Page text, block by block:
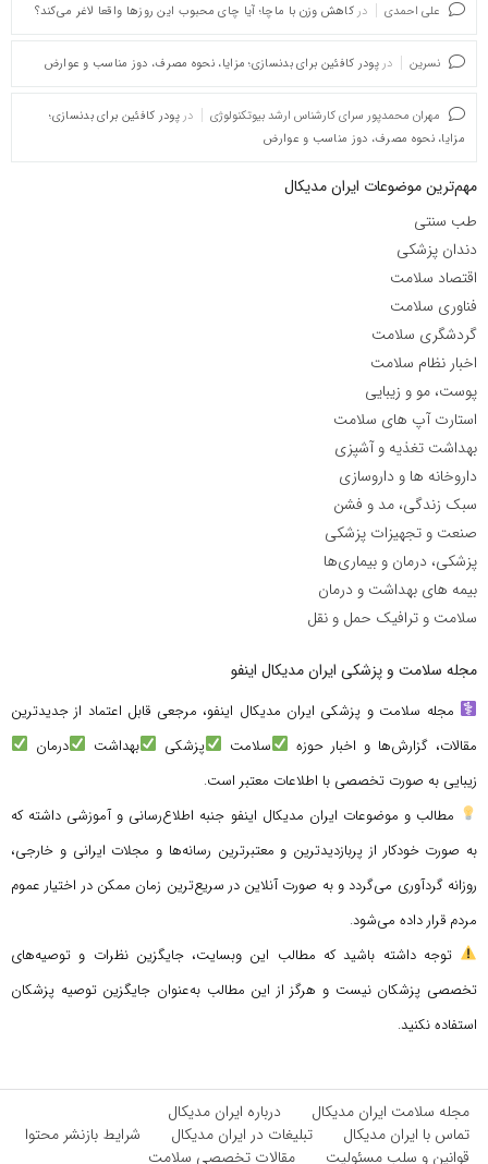
علی احمدی در کاهش وزن با ماچا؛ آیا چای محبوب این روزها واقعا لاغر می‌کند؟
نسرین در پودر کافئین برای بدنسازی؛ مزایا، نحوه مصرف، دوز مناسب و عوارض
مهران محمدپور سرای کارشناس ارشد بیوتکنولوژی در پودر کافئین برای بدنسازی؛
مزایا، نحوه مصرف، دوز مناسب و عوارض
مهم‌ترین موضوعات ایران مدیکال
طب سنتی
دندان پزشکی
اقتصاد سلامت
فناوری سلامت
گردشگری سلامت
اخبار نظام سلامت
پوست، مو و زیبایی
استارت آپ های سلامت
بهداشت تغذیه و آشپزی
داروخانه ها و داروسازی
سبک زندگی، مد و فشن
صنعت و تجهیزات پزشکی
پزشکی، درمان و بیماری‌ها
بیمه های بهداشت و درمان
سلامت و ترافیک حمل و نقل
مجله سلامت و پزشکی ایران مدیکال اینفو
مجله سلامت و پزشکی ایران مدیکال اینفو، مرجعی قابل اعتماد از جدیدترین
مقالات، گزارش‌ها و اخبار حوزه
سلامت پزشکی بهداشت
درمان
زیبایی به صورت تخصصی با اطلاعات معتبر است.
مطالب و موضوعات ایران مدیکال اینفو جنبه اطلاع‌رسانی و آموزشی داشته که
به صورت خودکار از پربازدیدترین و معتبرترین رسانه‌ها و مجلات ایرانی و خارجی،
روزانه گردآوری می‌گردد و به صورت آنلاین در سریع‌ترین زمان ممکن در اختیار عموم
مردم قرار داده می‌شود.
توجه داشته باشید که مطالب این وبسایت، جایگزین نظرات و توصیه‌های
تخصصی پزشکان نیست و هرگز از این مطالب به‌عنوان جایگزین توصیه پزشکان
استفاده نکنید.
مجله سلامت ایران مدیکال
درباره ایران مدیکال
تماس با ایران مدیکال
تبلیغات در ایران مدیکال
شرایط بازنشر محتوا
قوانین و سلب مسئولیت
مقالات تخصصی سلامت